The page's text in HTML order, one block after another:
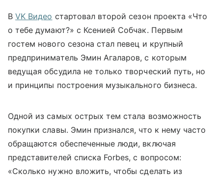
ВVK Видео стартовал второй сезон проекта «Что
о тебе думают?» с Ксенией Собчак. Первым
гостем нового сезона стал певец и крупный
предприниматель Эмин Агаларов, с которым
ведущая обсудила не только творческий путь, но
и принципы построения музыкального бизнеса.
Одной из самых острых тем стала возможность
покупки славы. Эмин признался, что к нему часто
обращаются обеспеченные люди, включая
представителей списка Forbes, с вопросом:
«Сколько нужно вложить, чтобы сделать из